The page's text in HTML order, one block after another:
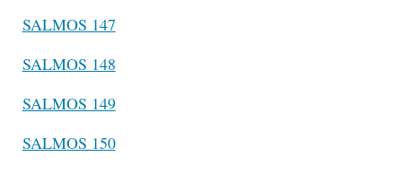
SALMOS 147
SALMOS 148
SALMOS 149
SALMOS 150